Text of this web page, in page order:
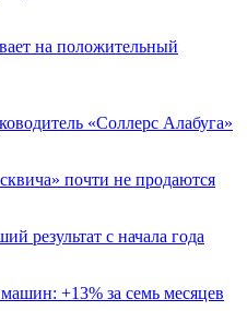
на положительный
«Соллерс Алабуга»
почти не продаются
результат с начала года
+13% за семь месяцев